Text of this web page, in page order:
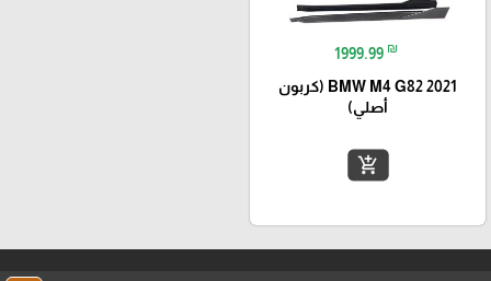
1999.99 ₪
BMW M4 G82 2021 (كربون
أصلي)
add_shopping_cart